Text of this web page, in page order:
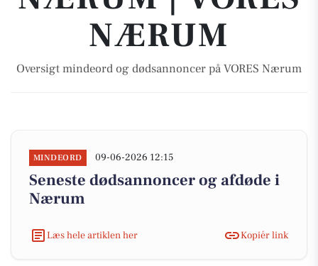
NÆRUM
Oversigt mindeord og dødsannoncer på VORES Nærum
MINDEORD 09-06-2026 12:15
Seneste dødsannoncer og afdøde i
Nærum
Læs hele artiklen her Kopiér link